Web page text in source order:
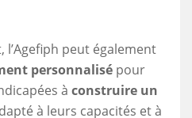
l’Agefiph peut également
personnalisé pour
à construire un
à leurs capacités et à